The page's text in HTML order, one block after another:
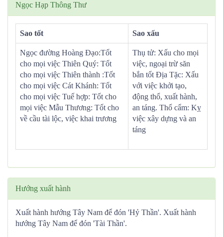
Ngọc Hạp Thông Thư
Sao tốt Sao xấu
Ngọc đường Hoàng Đạo:Tốt
cho mọi việc Thiên Quý: Tốt
cho mọi việc Thiên thành :Tốt
cho mọi việc Cát Khánh: Tốt
cho mọi việc Tuế hợp: Tốt cho
mọi việc Mẫu Thương: Tốt cho
về cầu tài lộc, việc khai trương
Thụ tử: Xấu cho mọi
việc, ngoại trừ săn
bắn tốt Địa Tặc: Xấu
với việc khởi tạo,
động thổ, xuất hành,
an táng. Thổ cẩm: Kỵ
việc xây dựng và an
táng
Hướng xuất hành
Xuất hành hướng Tây Nam để đón 'Hỷ Thần'. Xuất hành
hướng Tây Nam để đón 'Tài Thần'.